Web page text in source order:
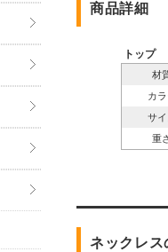
商品詳細
トップ
材
カ
サ
重
ネックレス